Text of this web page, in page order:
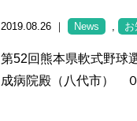
2019.08.26 ｜ News
第52回熊本県軟式野球
成病院殿（八代市）